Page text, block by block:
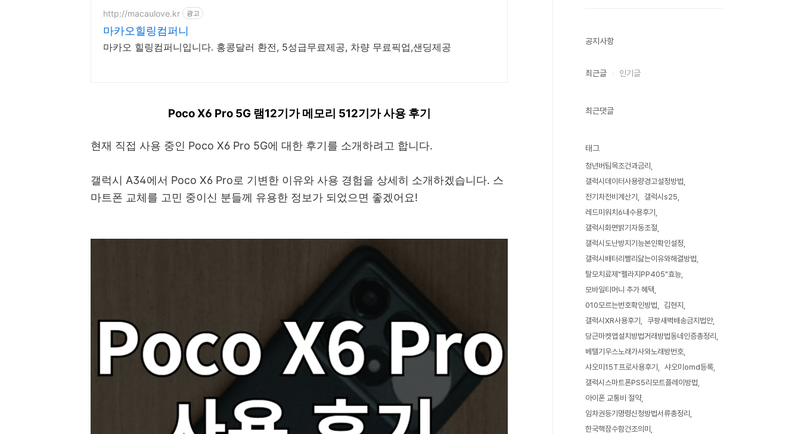
http://macaulove.kr 광고
마카오힐링컴퍼니
마카오 힐링컴퍼니입니다. 홍콩달러 환전, 5성급무료제공, 차량 무료픽업,샌딩제공
Poco X6 Pro 5G 램12기가 메모리 512기가 사용 후기
현재 직접 사용 중인 Poco X6 Pro 5G에 대한 후기를 소개하려고 합니다.
갤럭시 A34에서 Poco X6 Pro로 기변한 이유와 사용 경험을 상세히 소개하겠습니다. 스
마트폰 교체를 고민 중이신 분들께 유용한 정보가 되었으면 좋겠어요!
공지사항
최근글 인기글
최근댓글
태그
청년버팀목조건과금리
갤럭시데이터사용량경고설정방법
전기차전비계산기
갤럭시s25
레드미워치6내수용후기
갤럭시화면밝기자동조절
갤럭시도난방지기능본인확인설정
갤럭시배터리빨리닳는이유와해결방법
탈모치료제"펠라지PP405"효능
모바일티머니 추가 혜택
010모르는번호확인방법
김현지
갤럭시XR사용후기
쿠팡새벽배송금지법안
당근마켓앱설치방법거래방법동네인증총정리
베텔기우스노래가사와노래방번호
샤오미15T프로사용후기
샤오미omd등록
갤럭시스마트폰PS5리모트플레이방법
아이폰 교통비 절약
임차권등기명령신청방법서류총정리
한국핵잠수함건조의미